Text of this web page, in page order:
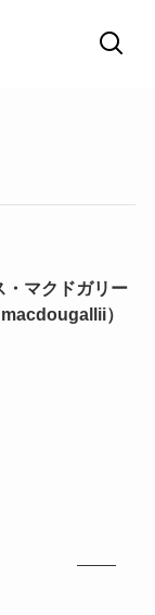
・マクドガリー
）